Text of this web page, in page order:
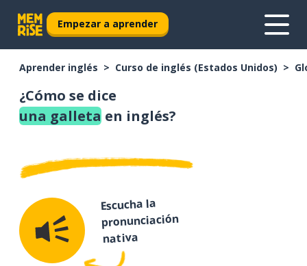
Empezar a aprender
Aprender inglés Curso de inglés (Estados Unidos)
¿Cómo se dice
una galleta en inglés?
Escucha la
pronunciación
nativa